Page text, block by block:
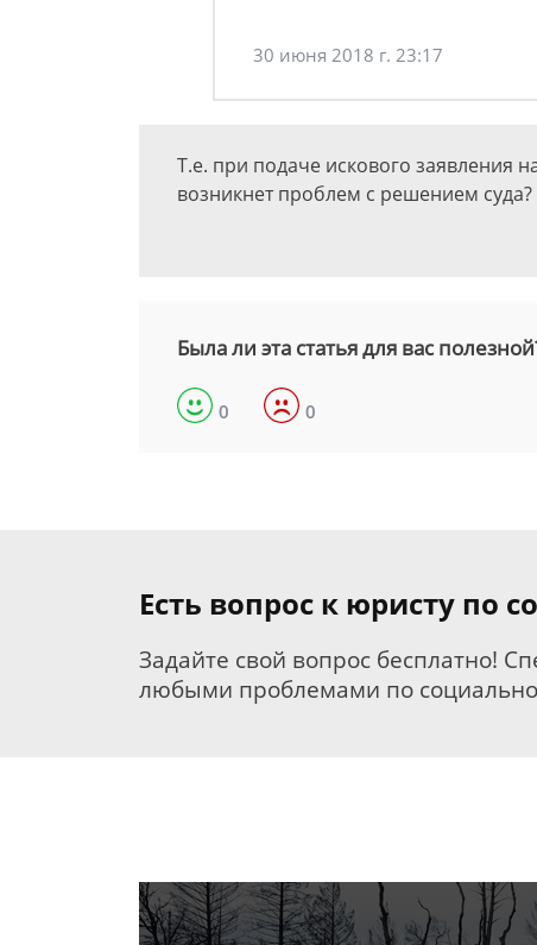
30 июня 2018 г. 23:17
Т.е. при подаче искового заявления
возникнет проблем с решением суда?
Была ли эта статья для вас
0 0
Есть вопрос к юристу по
Задайте свой вопрос бесплатно!
любыми проблемами по